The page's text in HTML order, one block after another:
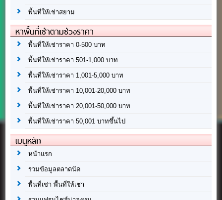
พื้นที่ให้เช่าสยาม
หาพื้นที่เช่าตามช่วงราคา
พื้นที่ให้เช่าราคา 0-500 บาท
พื้นที่ให้เช่าราคา 501-1,000 บาท
พื้นที่ให้เช่าราคา 1,001-5,000 บาท
พื้นที่ให้เช่าราคา 10,001-20,000 บาท
พื้นที่ให้เช่าราคา 20,001-50,000 บาท
พื้นที่ให้เช่าราคา 50,001 บาทขึ้นไป
เมนูหลัก
หน้าแรก
รวมข้อมูลตลาดนัด
พื้นที่เช่า พื้นที่ให้เช่า